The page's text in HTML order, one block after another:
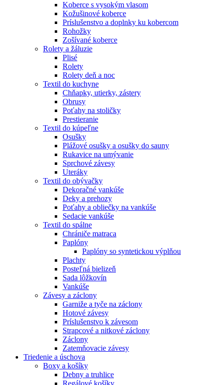
Koberce s vysokým vlasom
Kožušinové koberce
Príslušenstvo a doplnky ku kobercom
Rohožky
Zošívané koberce
Rolety a žáluzie
Plisé
Rolety
Rolety deň a noc
Textil do kuchyne
Chňapky, utierky, zástery
Obrusy
Poťahy na stoličky
Prestieranie
Textil do kúpeľne
Osušky
Plážové osušky a osušky do sauny
Rukavice na umývanie
Sprchové závesy
Uteráky
Textil do obývačky
Dekoračné vankúše
Deky a prehozy
Poťahy a obliečky na vankúše
Sedacie vankúše
Textil do spálne
Chrániče matraca
Paplóny
Paplóny so syntetickou výplňou
Plachty
Posteľná bielizeň
Sada lôžkovín
Vankúše
Závesy a záclony
Garniže a tyče na záclony
Hotové závesy
Príslušenstvo k závesom
Strapcové a nitkové záclony
Záclony
Zatemňovacie závesy
Triedenie a úschova
Boxy a košíky
Debny a truhlice
Regálové košíky